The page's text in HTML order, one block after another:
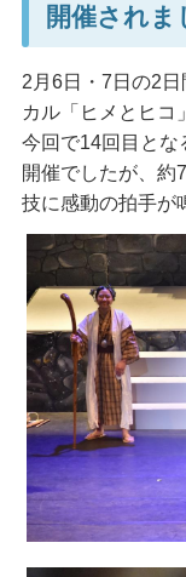
開催されま
2月6日・7日の2
カル「ヒメとヒコ
今回で14回目とな
開催でしたが、約
技に感動の拍手が